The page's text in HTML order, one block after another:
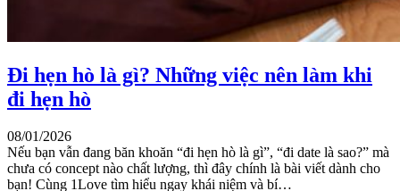
Đi hẹn hò là gì? Những việc nên làm khi
đi hẹn hò
08/01/2026
Nếu bạn vẫn đang băn khoăn “đi hẹn hò là gì”, “đi date là sao?” mà
chưa có concept nào chất lượng, thì đây chính là bài viết dành cho
bạn! Cùng 1Love tìm hiểu ngay khái niệm và bí…